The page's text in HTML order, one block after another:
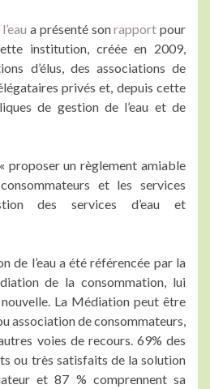
a présenté sonrapport pour
institution, créée en 2009,
d’élus, des associations de
privés et, depuis cette
de gestion de l’eau et de
proposer un règlement amiable
et les services
des services d’eau et
de l’eau a été référencée par la
de la consommation, lui
La Médiation peut être
association de consommateurs,
voies de recours. 69% des
ou très satisfaits de la solution
et 87 % comprennent sa